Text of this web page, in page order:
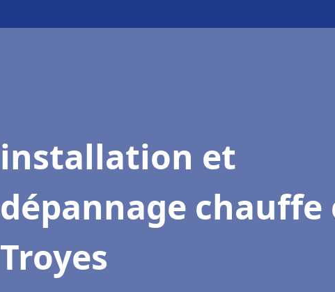
installation et
dépannage chauffe
Troyes